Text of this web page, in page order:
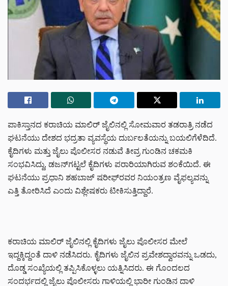
ಪಾಕಿಸ್ತಾನದ ಕರಾಚಿಯ ಮಾಲಿರ್ ಜೈಲಿನಲ್ಲಿ ಸೋಮವಾರ ತಡರಾತ್ರಿ ನಡೆದ
ಘಟನೆಯು ದೇಶದ ಭದ್ರತಾ ವ್ಯವಸ್ಥೆಯ ದುರ್ಬಲತೆಯನ್ನು ಬಯಲಿಗೆಳೆದಿದೆ.
ಕೈದಿಗಳು ಮತ್ತು ಜೈಲು ಪೊಲೀಸರ ನಡುವೆ ತೀವ್ರ ಗುಂಡಿನ ಚಕಮಕಿ
ಸಂಭವಿಸಿದ್ದು, ಡಜನ್‌ಗಟ್ಟಲೆ ಕೈದಿಗಳು ಪರಾರಿಯಾಗಿರುವ ಶಂಕೆಯಿದೆ. ಈ
ಘಟನೆಯು ಪ್ರಧಾನಿ ಶಹಬಾಜ್ ಷರೀಫ್‌ರವರ ನಿಯಂತ್ರಣ ವೈಫಲ್ಯವನ್ನು
ಎತ್ತಿ ತೋರಿಸಿದೆ ಎಂದು ವಿಶ್ಲೇಷಕರು ಟೀಕಿಸುತ್ತಿದ್ದಾರೆ.
ಕರಾಚಿಯ ಮಾಲಿರ್ ಜೈಲಿನಲ್ಲಿ ಕೈದಿಗಳು ಜೈಲು ಪೊಲೀಸರ ಮೇಲೆ
ಇದ್ದಕ್ಕಿದ್ದಂತೆ ದಾಳಿ ನಡೆಸಿದರು. ಕೈದಿಗಳು ಜೈಲಿನ ಪ್ರವೇಶದ್ವಾರವನ್ನು ಒಡದು,
ದೊಡ್ಡ ಸಂಖ್ಯೆಯಲ್ಲಿ ತಪ್ಪಿಸಿಕೊಳ್ಳಲು ಯತ್ನಿಸಿದರು. ಈ ಗೊಂದಲದ
ಸಂದರ್ಭದಲ್ಲಿ ಜೈಲು ಪೊಲೀಸರು ಗಾಳಿಯಲ್ಲಿ ಭಾರೀ ಗುಂಡಿನ ದಾಳಿ